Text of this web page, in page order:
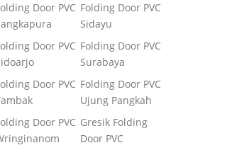
Door PVC Folding Door PVC
Sidayu
Door PVC Folding Door PVC
Surabaya
Door PVC Folding Door PVC
Ujung Pangkah
Door PVC Gresik Folding
Door PVC